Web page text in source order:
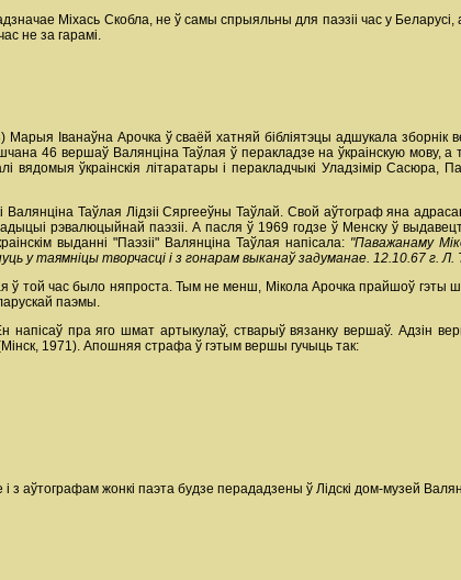
Міхась Скобла, не ў самы спрыяльны для паэзіі час у
не за гарамі.
Іванаўна Арочка ў сваёй хатняй бібліятэцы адшукала зборнік
46 вершаў Валянціна Таўлая ў перакладзе на ўкраінскую
вядомыя ўкраінскія літаратары і перакладчыкі Уладзімір
Таўлая Лідзіі Сяргееўны Таўлай. Свой аўтограф яна
рэвалюцыйнай паэзіі. А пасля ў 1969 годзе ў Менску ў
выданні "Паэзіі" Валянціна Таўлая напісала: "Паважанаму
у таямніцы творчасці і з гонарам выканаў задуманае. 12.10.67 г. Л.
ў той час было няпроста. Тым не менш, Мікола Арочка прайшоў
паэмы.
пра яго шмат артыкулаў, стварыў вязанку вершаў. Адзін
1971). Апошняя страфа ў гэтым вершы гучыць так:
з аўтографам жонкі паэта будзе перададзены ў Лідскі дом-музей